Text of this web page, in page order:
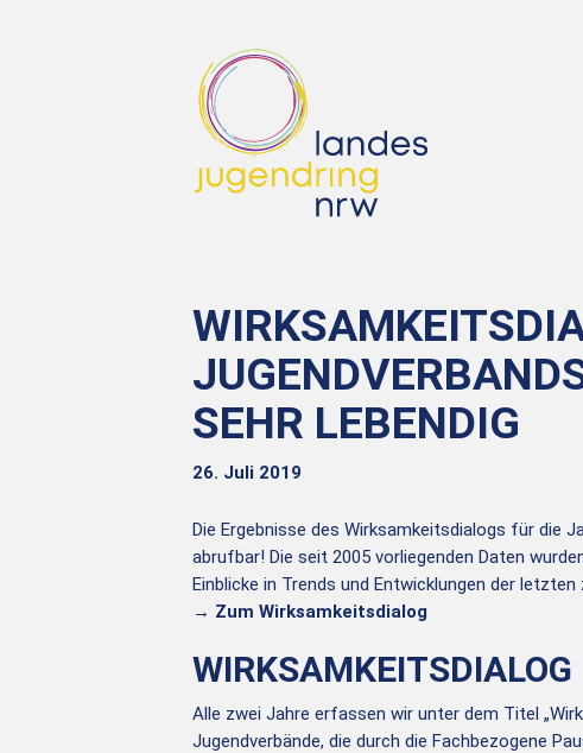
SEHR LEBENDIG
26. Juli 2019
Die Ergebnisse des Wirksamkeitsdialogs für die
abrufbar! Die seit 2005 vorliegenden Daten
Einblicke in Trends und Entwicklungen der
→ Zum Wirksamkeitsdialog
WIRKSAMKEITSDIALOG
Alle zwei Jahre erfassen wir unter dem Titel
Jugendverbände, die durch die Fachbezogene